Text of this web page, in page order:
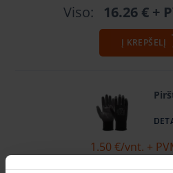
Viso: 16.26 € +
Į KREPŠELĮ
1.50 €/vnt. +